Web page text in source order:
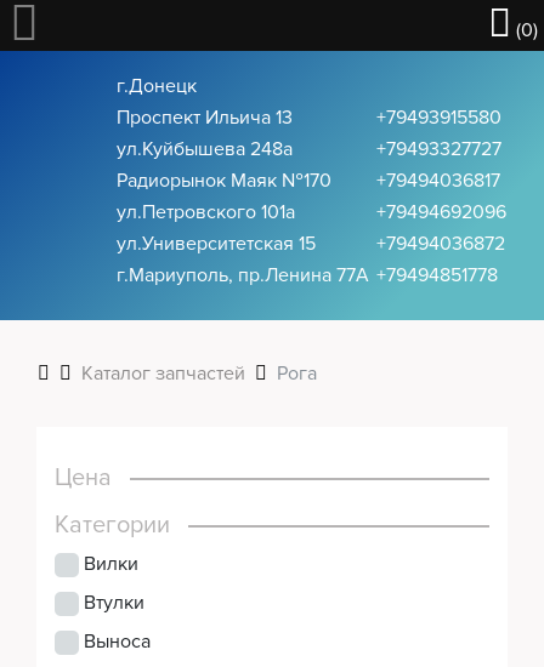
(0)
Велосипеды
Ролики
Самокаты
Аксессуары
г.Донецк
Проспект Ильича 13
+79493915580
ул.Куйбышева 248а
+79493327727
Радиорынок Маяк №170
+79494036817
ул.Петровского 101a
+79494692096
ул.Университетская 15
+79494036872
г.Мариуполь, пр.Ленина 77А +79494851778
Каталог запчастей Рога
Цена
Категории
Вилки
Втулки
Выноса